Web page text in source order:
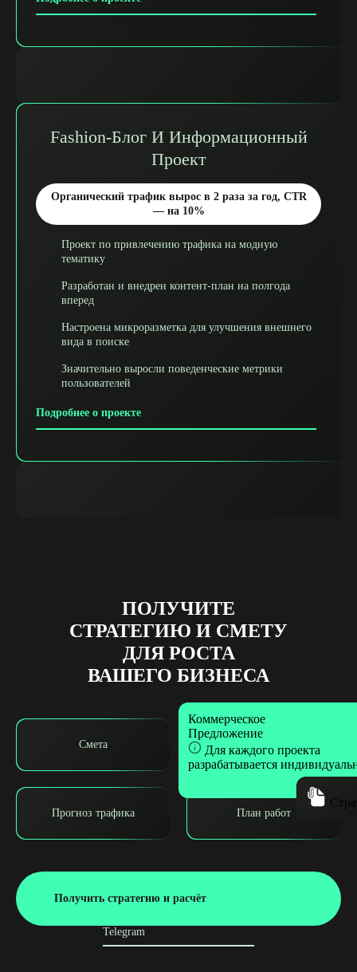
Fashion-Блог И Информационный
Проект
Органический трафик вырос в 2 раза за год, CTR
— на 10%
Проект по привлечению трафика на модную
тематику
Разработан и внедрен контент-план на полгода
вперед
Настроена микроразметка для улучшения внешнего
вида в поиске
Значительно выросли поведенческие метрики
пользователей
Подробнее о проекте
ПОЛУЧИТЕ
СТРАТЕГИЮ И СМЕТУ
ДЛЯ РОСТА
ВАШЕГО БИЗНЕСА
Смета
Прогноз трафика План работ
Получить стратегию и расчёт
Telegram
Коммерческое
Предложение
Для каждого проекта
разрабатывается